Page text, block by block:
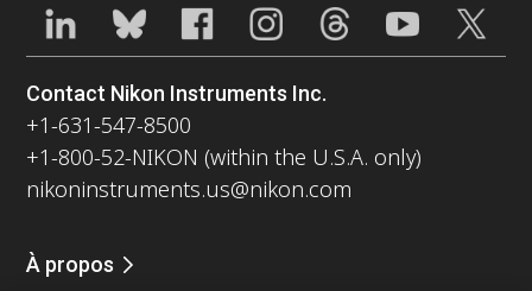
Contact Nikon Instruments Inc.
+1-631-547-8500
+1-800-52-NIKON (within the U.S.A. only)
nikoninstruments.us@nikon.com
À propos